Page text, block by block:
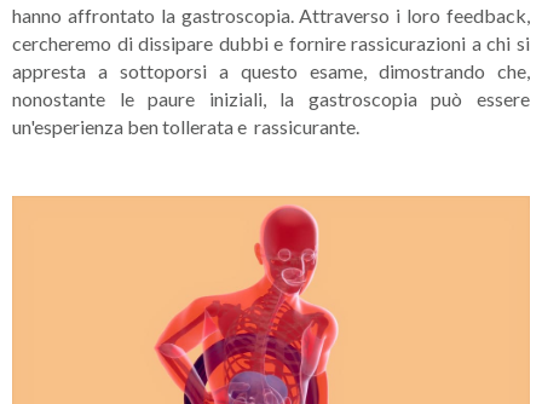
hanno affrontato la gastroscopia. Attraverso i loro feedback,
cercheremo di dissipare dubbi e fornire rassicurazioni a chi si
appresta a sottoporsi a questo esame, dimostrando che,
nonostante le paure iniziali, la gastroscopia può essere
un'esperienza ben tollerata e rassicurante.